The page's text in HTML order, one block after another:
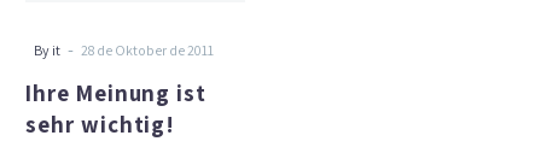
By it - 28 de Oktober de 2011
Ihre Meinung ist
sehr wichtig!